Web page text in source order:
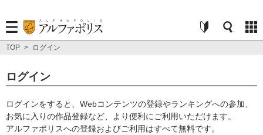
TOP > ログイン
ログイン
ログインをすると、Webコンテンツの登録やランキングへの参加、
お気に入りの作品登録など、より便利にご利用いただけます。
アルファポリスへの登録およびご利用はすべて無料です。